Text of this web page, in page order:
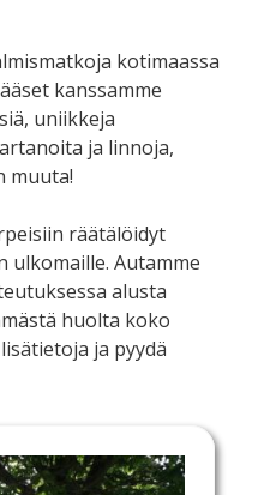
kotimaassa
kanssamme
uniikkeja
ja linnoja,
muuta!
räätälöidyt
ulkomaille. Autamme
alusta
huolta koko
ja pyydä